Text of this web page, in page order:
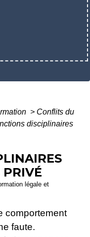
> Conflits du
disciplinaires
PRIVÉ
légale et
comportement
faute.